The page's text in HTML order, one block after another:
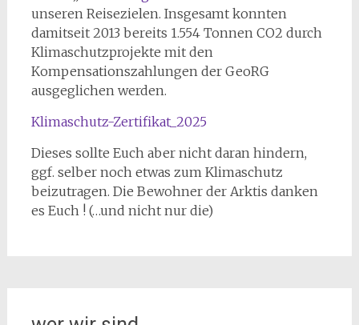
unseren Reisezielen. Insgesamt konnten
damitseit 2013 bereits 1.554 Tonnen CO2 durch
Klimaschutzprojekte mit den
Kompensationszahlungen der GeoRG
ausgeglichen werden.
Klimaschutz-Zertifikat_2025
Dieses sollte Euch aber nicht daran hindern,
ggf. selber noch etwas zum Klimaschutz
beizutragen. Die Bewohner der Arktis danken
es Euch ! (…und nicht nur die)